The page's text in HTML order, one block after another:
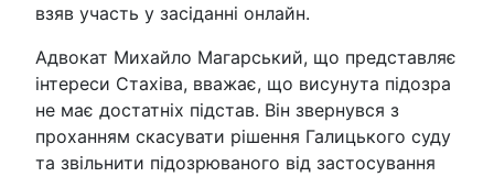
взяв участь у засіданні онлайн.
Адвокат Михайло Магарський, що представляє
інтереси Стахіва, вважає, що висунута підозра
не має достатніх підстав. Він звернувся з
проханням скасувати рішення Галицького суду
та звільнити підозрюваного від застосування